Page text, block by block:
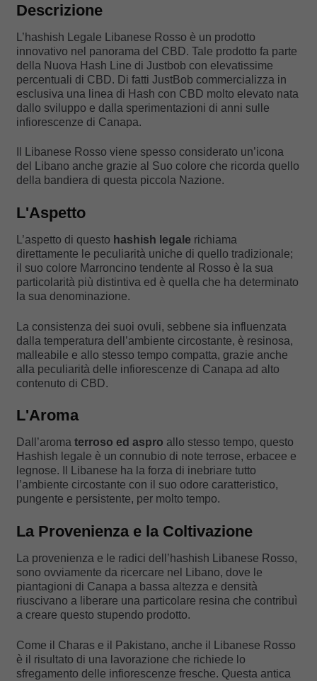
Descrizione
L’hashish Legale Libanese Rosso è un prodotto
innovativo nel panorama del CBD. Tale prodotto fa parte
della Nuova Hash Line di Justbob con elevatissime
percentuali di CBD. Di fatti JustBob commercializza in
esclusiva una linea di Hash con CBD molto elevato nata
dallo sviluppo e dalla sperimentazioni di anni sulle
infiorescenze di Canapa.
Il Libanese Rosso viene spesso considerato un’icona
del Libano anche grazie al Suo colore che ricorda quello
della bandiera di questa piccola Nazione.
L'Aspetto
L’aspetto di questo hashish legale richiama
direttamente le peculiarità uniche di quello tradizionale;
il suo colore Marroncino tendente al Rosso è la sua
particolarità più distintiva ed è quella che ha determinato
la sua denominazione.
La consistenza dei suoi ovuli, sebbene sia influenzata
dalla temperatura dell’ambiente circostante, è resinosa,
malleabile e allo stesso tempo compatta, grazie anche
alla peculiarità delle infiorescenze di Canapa ad alto
contenuto di CBD.
L'Aroma
Dall’aroma terroso ed aspro allo stesso tempo, questo
Hashish legale è un connubio di note terrose, erbacee e
legnose. Il Libanese ha la forza di inebriare tutto
l’ambiente circostante con il suo odore caratteristico,
pungente e persistente, per molto tempo.
La Provenienza e la Coltivazione
La provenienza e le radici dell’hashish Libanese Rosso,
sono ovviamente da ricercare nel Libano, dove le
piantagioni di Canapa a bassa altezza e densità
riuscivano a liberare una particolare resina che contribuì
a creare questo stupendo prodotto.
Come il Charas e il Pakistano, anche il Libanese Rosso
è il risultato di una lavorazione che richiede lo
sfregamento delle infiorescenze fresche. Questa antica